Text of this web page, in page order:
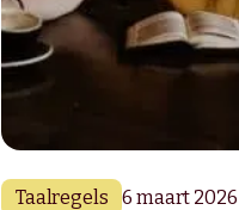
Taalregels 6 maart 2026